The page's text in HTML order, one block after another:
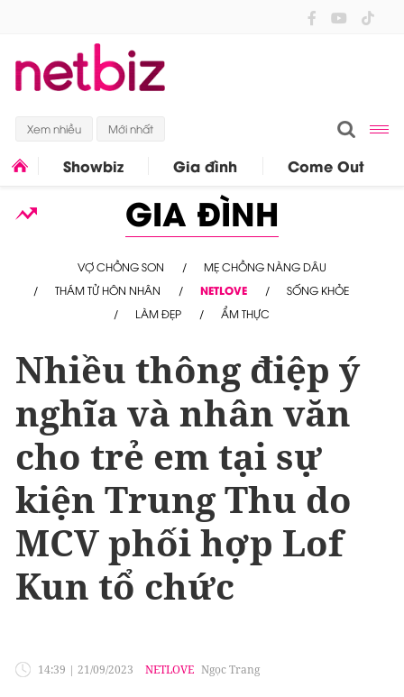
Xem nhiều Mới nhất
Showbiz Gia đình Come Out
GIA ĐÌNH
VỢ CHỒNG SON
MẸ CHỒNG NÀNG DÂU
THÁM TỬ HÔN NHÂN
NETLOVE
SỐNG KHỎE
LÀM ĐẸP
ẨM THỰC
Nhiều thông điệp ý
nghĩa và nhân văn
cho trẻ em tại sự
kiện Trung Thu do
MCV phối hợp Lof
Kun tổ chức
14:39 | 21/09/2023 NETLOVE Ngọc Trang